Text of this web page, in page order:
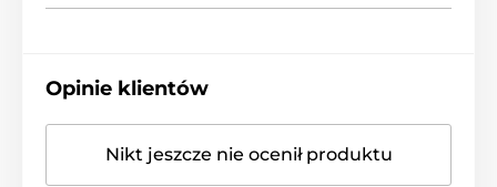
Opinie klientów
Nikt jeszcze nie ocenił produktu